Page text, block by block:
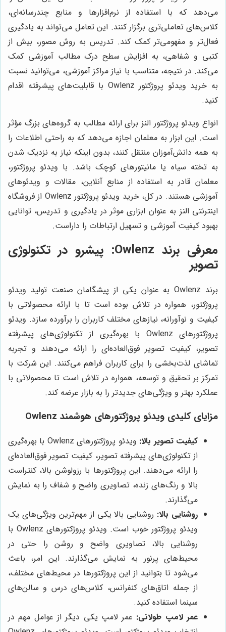
می‌دهد که با استفاده از نرم‌افزارها و منابع چندرسانه‌ای،
کلاس‌های تعاملی‌تری برگزار کنند. این تعامل می‌تواند به یادگیری
فعال‌تر و مفهومی‌تر کمک کند. تدریس به روش مصور، بیش از
کتبی و شفاهی، به افزایش سطح درک مطالب آموزشی کمک
می‌کند. در نتیجه، متناسب با نیاز مراکز آموزشی، می‌توانید نسبت
به خرید ویدئو پروژکتور Owlenz با قابلیت‌های پیشرفته اقدام
کنید.
انواع ویدئو پروژکتور النز برای ارائه مطالب به گروه‌های بزرگ مؤثر
است. این ابزار به معلمان اجازه می‌دهد که به راحتی اطلاعات را
به همه دانش‌آموزان منتقل کنند، بدون اینکه نیاز به نزدیک شدن
به تخته سیاه یا مانیتورهای کوچک باشد. با ویدئو پروژکتور،
معلمان قادر به استفاده از منابع آنلاین، مقالات و ویدئوهای
آموزشی هستند. در کل، خرید ویدئو پروژکتور Owlenz از فروشگاه
اینترنتی النز به عنوان ابزاری موثر در یادگیری و تدریس، توانایی
بهبود کیفیت آموزشی و تسهیل ارتباطات را داراست.
معرفی برند Owlenz: پیشرو در تکنولوژی
تصویر
برند Owlenz به عنوان یکی از پیشگامان صنعت تولید ویدئو
پروژکتور، همواره در تلاش بوده است تا با ارائه محصولاتی با
کیفیت و نوآورانه، نیازهای مختلف کاربران را برآورده سازد. ویدئو
پروژکتورهای Owlenz با بهره‌گیری از تکنولوژی‌های پیشرفته
تصویر، کیفیت تصویر فوق‌العاده‌ای را ارائه می‌دهند و تجربه
تماشای لذت‌بخشی را برای کاربران فراهم می‌کنند. این شرکت با
تمرکز بر تحقیق و توسعه، همواره در تلاش است تا محصولاتی با
عملکرد بهتر و ویژگی‌های جدیدتر را به بازار عرضه کند.
مزایای کلیدی ویدئو پروژکتورهای هوشمند Owlenz
کیفیت تصویر بالا:
ویدئو پروژکتورهای Owlenz با بهره‌گیری
از تکنولوژی‌های پیشرفته تصویر، کیفیت تصویر فوق‌العاده‌ای
را ارائه می‌دهند. این پروژکتورها با رزولوشن بالا، کنتراست
بالا و رنگ‌های زنده، تصاویری واضح و شفاف را به نمایش
می‌گذارند.
روشنایی بالا: روشنایی بالا یکی از مهم‌ترین ویژگی‌های یک
ویدئو پروژکتور خوب است. ویدئو پروژکتورهای Owlenz با
روشنایی بالا، تصاویری واضح و روشن را حتی در
محیط‌های پرنور به نمایش می‌گذارند. این امر، باعث
می‌شود تا بتوانید از این پروژکتورها در محیط‌های مختلف،
از جمله اتاق‌های کنفرانس، کلاس‌های درس و سالن‌های
سینما استفاده کنید.
عمر لامپ طولانی: عمر لامپ یکی دیگر از عوامل مهم در